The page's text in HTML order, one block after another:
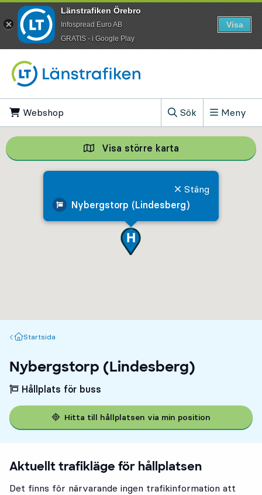
Webshop
Sök
, Visa sökfältet
Meny
Nybergstorp (Lindesberg)
Stäng
Visa större karta Visa större
Startsida
Startsida
Nybergstorp (Lindesberg)
Hållplats för buss
Hitta till hållplatsen via min position
Aktuellt trafikläge för hållplatsen
Det finns för närvarande ingen trafikinformation att
Länstrafiken Örebro
Infospread Euro AB
​GRATIS - i Google Play
Visa